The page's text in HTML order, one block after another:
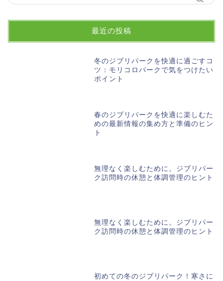
最近の投稿
冬のジブリパークを快適に過ごすコ
ツ：モリコロパークで気をつけたい
ポイント
春のジブリパークを快適に楽しむた
めの最新情報の集め方と準備のヒン
ト
無理なく楽しむために。ジブリパー
ク訪問時の休憩と体調管理のヒント
無理なく楽しむために。ジブリパー
ク訪問時の休憩と体調管理のヒント
初めての冬のジブリパーク！寒さに